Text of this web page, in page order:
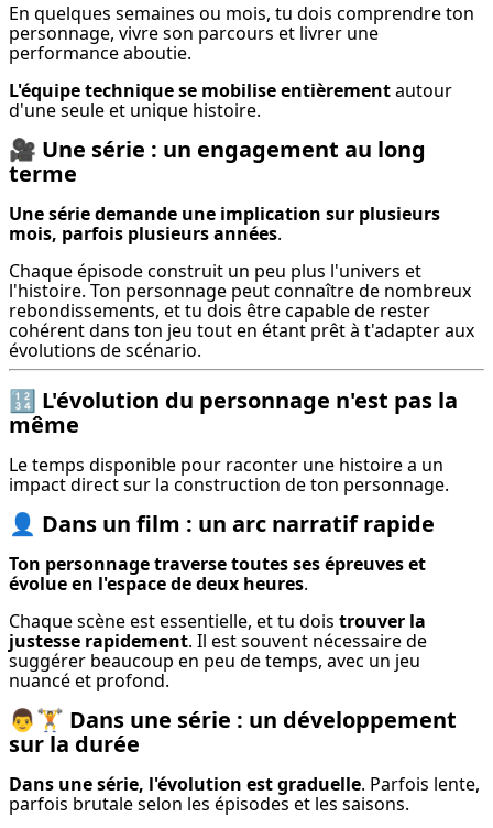
En quelques semaines ou mois, tu dois comprendre ton
personnage, vivre son parcours et livrer une
performance aboutie.
L'équipe technique se mobilise entièrement autour
d'une seule et unique histoire.
🎥 Une série : un engagement au long
terme
Une série demande une implication sur plusieurs
mois, parfois plusieurs années.
Chaque épisode construit un peu plus l'univers et
l'histoire. Ton personnage peut connaître de nombreux
rebondissements, et tu dois être capable de rester
cohérent dans ton jeu tout en étant prêt à t'adapter aux
évolutions de scénario.
🔢 L'évolution du personnage n'est pas la
même
Le temps disponible pour raconter une histoire a un
impact direct sur la construction de ton personnage.
👤 Dans un film : un arc narratif rapide
Ton personnage traverse toutes ses épreuves et
évolue en l'espace de deux heures.
Chaque scène est essentielle, et tu dois trouver la
justesse rapidement. Il est souvent nécessaire de
suggérer beaucoup en peu de temps, avec un jeu
nuancé et profond.
👨‍🏋️‍ Dans une série : un développement
sur la durée
Dans une série, l'évolution est graduelle. Parfois lente,
parfois brutale selon les épisodes et les saisons.